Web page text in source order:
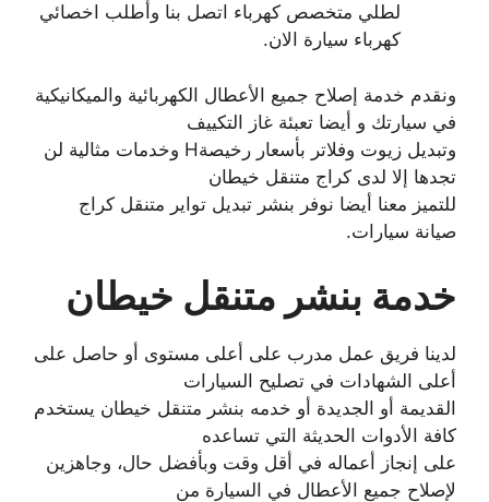
لطلي متخصص كهرباء اتصل بنا وأطلب اخصائي
كهرباء سيارة الان.
ونقدم خدمة إصلاح جميع الأعطال الكهربائية والميكانيكية
في سيارتك و أيضا تعبئة غاز التكييف
وتبديل زيوت وفلاتر بأسعار رخيصةH وخدمات مثالية لن
تجدها إلا لدى كراج متنقل خيطان
للتميز معنا أيضا نوفر بنشر تبديل تواير متنقل كراج
صيانة سيارات.
خدمة بنشر متنقل خيطان
لدينا فريق عمل مدرب على أعلى مستوى أو حاصل على
أعلى الشهادات في تصليح السيارات
القديمة أو الجديدة أو خدمه بنشر متنقل خيطان يستخدم
كافة الأدوات الحديثة التي تساعده
على إنجاز أعماله في أقل وقت وبأفضل حال، وجاهزين
لإصلاح جميع الأعطال في السيارة من